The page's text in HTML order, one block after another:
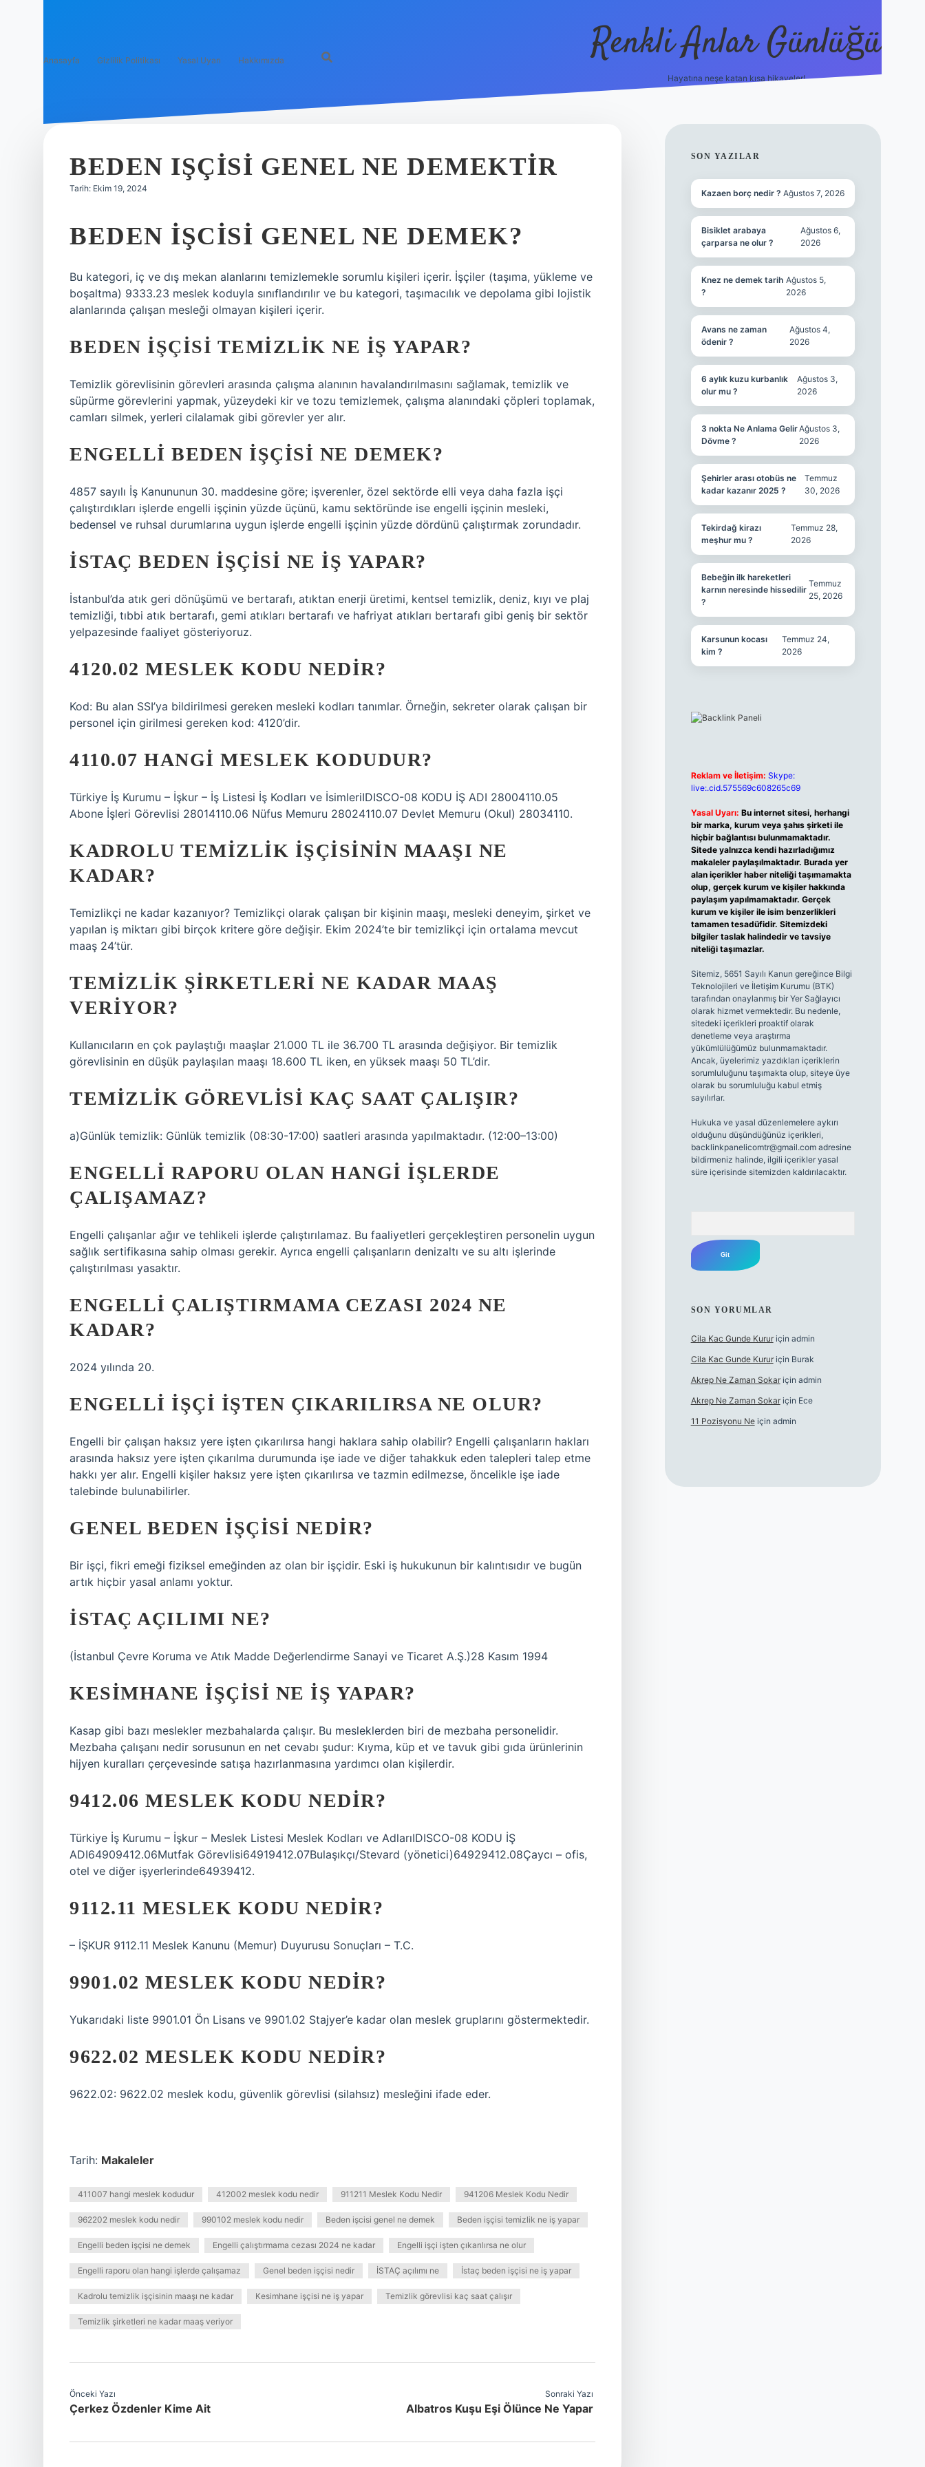
Anasayfa Gizlilik Politikası Yasal Uyarı Hakkımızda Renkli Anlar Günlüğü
Hayatına neşe katan kısa hikayeler!
BEDEN IŞÇISI GENEL NE DEMEKTIR
Tarih: Ekim 19, 2024
BEDEN IŞCISI GENEL NE DEMEK?
Bu kategori, iç ve dış mekan alanlarını temizlemekle sorumlu kişileri içerir. İşçiler (taşıma, yükleme ve
boşaltma) 9333.23 meslek koduyla sınıflandırılır ve bu kategori, taşımacılık ve depolama gibi lojistik
alanlarında çalışan mesleği olmayan kişileri içerir.
BEDEN IŞÇISI TEMIZLIK NE IŞ YAPAR?
Temizlik görevlisinin görevleri arasında çalışma alanının havalandırılmasını sağlamak, temizlik ve
süpürme görevlerini yapmak, yüzeydeki kir ve tozu temizlemek, çalışma alanındaki çöpleri toplamak,
camları silmek, yerleri cilalamak gibi görevler yer alır.
ENGELLI BEDEN IŞÇISI NE DEMEK?
4857 sayılı İş Kanununun 30. maddesine göre; işverenler, özel sektörde elli veya daha fazla işçi
çalıştırdıkları işlerde engelli işçinin yüzde üçünü, kamu sektöründe ise engelli işçinin mesleki,
bedensel ve ruhsal durumlarına uygun işlerde engelli işçinin yüzde dördünü çalıştırmak zorundadır.
İSTAÇ BEDEN IŞÇISI NE IŞ YAPAR?
İstanbul’da atık geri dönüşümü ve bertarafı, atıktan enerji üretimi, kentsel temizlik, deniz, kıyı ve plaj
temizliği, tıbbi atık bertarafı, gemi atıkları bertarafı ve hafriyat atıkları bertarafı gibi geniş bir sektör
yelpazesinde faaliyet gösteriyoruz.
4120.02 MESLEK KODU NEDIR?
Kod: Bu alan SSI’ya bildirilmesi gereken mesleki kodları tanımlar. Örneğin, sekreter olarak çalışan bir
personel için girilmesi gereken kod: 4120’dir.
4110.07 HANGI MESLEK KODUDUR?
Türkiye İş Kurumu – İşkur – İş Listesi İş Kodları ve İsimleriIDISCO-08 KODU İŞ ADI 28004110.05
Abone İşleri Görevlisi 28014110.06 Nüfus Memuru 28024110.07 Devlet Memuru (Okul) 28034110.
KADROLU TEMIZLIK IŞÇISININ MAAŞI NE
KADAR?
Temizlikçi ne kadar kazanıyor? Temizlikçi olarak çalışan bir kişinin maaşı, mesleki deneyim, şirket ve
yapılan iş miktarı gibi birçok kritere göre değişir. Ekim 2024’te bir temizlikçi için ortalama mevcut
maaş 24’tür.
TEMIZLIK ŞIRKETLERI NE KADAR MAAŞ
VERIYOR?
Kullanıcıların en çok paylaştığı maaşlar 21.000 TL ile 36.700 TL arasında değişiyor. Bir temizlik
görevlisinin en düşük paylaşılan maaşı 18.600 TL iken, en yüksek maaşı 50 TL’dir.
TEMIZLIK GÖREVLISI KAÇ SAAT ÇALIŞIR?
a)Günlük temizlik: Günlük temizlik (08:30-17:00) saatleri arasında yapılmaktadır. (12:00–13:00)
ENGELLI RAPORU OLAN HANGI IŞLERDE
ÇALIŞAMAZ?
Engelli çalışanlar ağır ve tehlikeli işlerde çalıştırılamaz. Bu faaliyetleri gerçekleştiren personelin uygun
sağlık sertifikasına sahip olması gerekir. Ayrıca engelli çalışanların denizaltı ve su altı işlerinde
çalıştırılması yasaktır.
ENGELLI ÇALIŞTIRMAMA CEZASI 2024 NE
KADAR?
2024 yılında 20.
ENGELLI IŞÇI IŞTEN ÇIKARILIRSA NE OLUR?
Engelli bir çalışan haksız yere işten çıkarılırsa hangi haklara sahip olabilir? Engelli çalışanların hakları
arasında haksız yere işten çıkarılma durumunda işe iade ve diğer tahakkuk eden talepleri talep etme
hakkı yer alır. Engelli kişiler haksız yere işten çıkarılırsa ve tazmin edilmezse, öncelikle işe iade
talebinde bulunabilirler.
GENEL BEDEN IŞÇISI NEDIR?
Bir işçi, fikri emeği fiziksel emeğinden az olan bir işçidir. Eski iş hukukunun bir kalıntısıdır ve bugün
artık hiçbir yasal anlamı yoktur.
İSTAÇ AÇILIMI NE?
(İstanbul Çevre Koruma ve Atık Madde Değerlendirme Sanayi ve Ticaret A.Ş.)28 Kasım 1994
KESIMHANE IŞÇISI NE IŞ YAPAR?
Kasap gibi bazı meslekler mezbahalarda çalışır. Bu mesleklerden biri de mezbaha personelidir.
Mezbaha çalışanı nedir sorusunun en net cevabı şudur: Kıyma, küp et ve tavuk gibi gıda ürünlerinin
hijyen kuralları çerçevesinde satışa hazırlanmasına yardımcı olan kişilerdir.
9412.06 MESLEK KODU NEDIR?
Türkiye İş Kurumu – İşkur – Meslek Listesi Meslek Kodları ve AdlarıIDISCO-08 KODU İŞ
ADI64909412.06Mutfak Görevlisi64919412.07Bulaşıkçı/Stevard (yönetici)64929412.08Çaycı – ofis,
otel ve diğer işyerlerinde64939412.
9112.11 MESLEK KODU NEDIR?
– İŞKUR 9112.11 Meslek Kanunu (Memur) Duyurusu Sonuçları – T.C.
9901.02 MESLEK KODU NEDIR?
Yukarıdaki liste 9901.01 Ön Lisans ve 9901.02 Stajyer’e kadar olan meslek gruplarını göstermektedir.
9622.02 MESLEK KODU NEDIR?
9622.02: 9622.02 meslek kodu, güvenlik görevlisi (silahsız) mesleğini ifade eder.
Tarih: Makaleler
411007 hangi meslek kodudur 412002 meslek kodu nedir 911211 Meslek Kodu Nedir 941206 Meslek Kodu Nedir
962202 meslek kodu nedir 990102 meslek kodu nedir Beden işcisi genel ne demek Beden işçisi temizlik ne iş yapar
Engelli beden işçisi ne demek Engelli çalıştırmama cezası 2024 ne kadar Engelli işçi işten çıkarılırsa ne olur
Engelli raporu olan hangi işlerde çalışamaz Genel beden işçisi nedir İSTAÇ açılımı ne İstaç beden işçisi ne iş yapar
Kadrolu temizlik işçisinin maaşı ne kadar Kesimhane işçisi ne iş yapar Temizlik görevlisi kaç saat çalışır
Temizlik şirketleri ne kadar maaş veriyor
Önceki Yazı
Çerkez Özdenler Kime Ait
Sonraki Yazı
Albatros Kuşu Eşi Ölünce Ne Yapar
SIDEBAR
SON YAZILAR
Kazaen borç nedir ? Ağustos 7, 2026
Bisiklet arabaya
çarparsa ne olur ?
Ağustos 6,
2026
Knez ne demek tarih
?
Ağustos 5,
2026
Avans ne zaman
ödenir ?
Ağustos 4,
2026
6 aylık kuzu kurbanlık
olur mu ?
Ağustos 3,
2026
3 nokta Ne Anlama Gelir
Dövme ?
Ağustos 3,
2026
Şehirler arası otobüs ne
kadar kazanır 2025 ?
Temmuz
30, 2026
Tekirdağ kirazı
meşhur mu ?
Temmuz 28,
2026
Bebeğin ilk hareketleri
karnın neresinde hissedilir
?
Temmuz
25, 2026
Karsunun kocası
kim ?
Temmuz 24,
2026
Reklam ve İletişim: Skype:
live:.cid.575569c608265c69
Yasal Uyarı: Bu internet sitesi, herhangi
bir marka, kurum veya şahıs şirketi ile
hiçbir bağlantısı bulunmamaktadır.
Sitede yalnızca kendi hazırladığımız
makaleler paylaşılmaktadır. Burada yer
alan içerikler haber niteliği taşımamakta
olup, gerçek kurum ve kişiler hakkında
paylaşım yapılmamaktadır. Gerçek
kurum ve kişiler ile isim benzerlikleri
tamamen tesadüfidir. Sitemizdeki
bilgiler taslak halindedir ve tavsiye
niteliği taşımazlar.
Sitemiz, 5651 Sayılı Kanun gereğince Bilgi
Teknolojileri ve İletişim Kurumu (BTK)
tarafından onaylanmış bir Yer Sağlayıcı
olarak hizmet vermektedir. Bu nedenle,
sitedeki içerikleri proaktif olarak
denetleme veya araştırma
yükümlülüğümüz bulunmamaktadır.
Ancak, üyelerimiz yazdıkları içeriklerin
sorumluluğunu taşımakta olup, siteye üye
olarak bu sorumluluğu kabul etmiş
sayılırlar.
Hukuka ve yasal düzenlemelere aykırı
olduğunu düşündüğünüz içerikleri,
backlinkpanelicomtr@gmail.comadresine
bildirmeniz halinde, ilgili içerikler yasal
süre içerisinde sitemizden kaldırılacaktır.
SON YORUMLAR
Cila Kac Gunde Kururiçin admin
Cila Kac Gunde Kururiçin Burak
Akrep Ne Zaman Sokariçin admin
Akrep Ne Zaman Sokariçin Ece
11 Pozisyonu Neiçin admin
vdcasino güncel giriş